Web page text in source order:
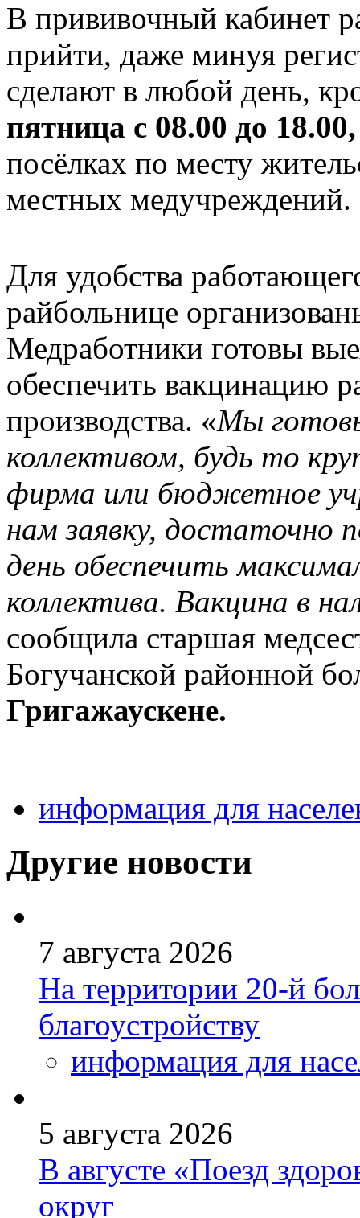
В прививочный кабинет
прийти, даже минуя
сделают в любой день,
пятница с 08.00 до
посёлках по месту
местных медучреждений.
Для удобства
райбольнице
Медработники готовы
обеспечить вакцинацию
производства. «Мы
коллективом, будь то
фирма или бюджетное
нам заявку, достаточно
день обеспечить
коллектива. Вакцина в
сообщила старшая
Богучанской районной
Григажаускене.
информация для
Другие новости
7 августа 2026
На территории 20-й
благоустройству
информация для
5 августа 2026
В августе «Поезд
округ